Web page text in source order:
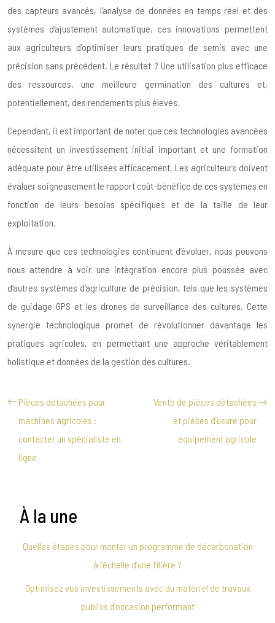
des capteurs avancés, l’analyse de données en temps réel et des
systèmes d’ajustement automatique, ces innovations permettent
aux agriculteurs d’optimiser leurs pratiques de semis avec une
précision sans précédent. Le résultat ? Une utilisation plus efficace
des ressources, une meilleure germination des cultures et,
potentiellement, des rendements plus élevés.
Cependant, il est important de noter que ces technologies avancées
nécessitent un investissement initial important et une formation
adéquate pour être utilisées efficacement. Les agriculteurs doivent
évaluer soigneusement le rapport coût-bénéfice de ces systèmes en
fonction de leurs besoins spécifiques et de la taille de leur
exploitation.
À mesure que ces technologies continuent d’évoluer, nous pouvons
nous attendre à voir une intégration encore plus poussée avec
d’autres systèmes d’agriculture de précision, tels que les systèmes
de guidage GPS et les drones de surveillance des cultures. Cette
synergie technologique promet de révolutionner davantage les
pratiques agricoles, en permettant une approche véritablement
holistique et données de la gestion des cultures.
Pièces détachées pour
machines agricoles :
contacter un spécialiste en
ligne
Vente de pièces détachées
et pièces d’usure pour
équipement agricole
À la une
Quelles étapes pour monter un programme de décarbonation
à l’échelle d’une filière ?
Optimisez vos investissements avec du matériel de travaux
publics d’occasion performant